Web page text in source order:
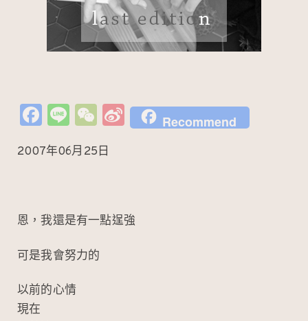
Fa
c
e
o
k
Li
e
W
C
Si
n
b
Recommend
2007年06月25日
恩，我還是有一點逞強
可是我會努力的
以前的心情
現在